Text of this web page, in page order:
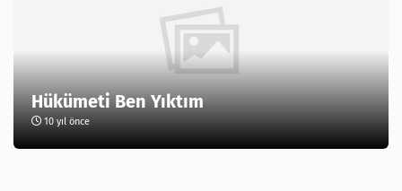
Hükümeti Ben Yıktım
10 yıl önce